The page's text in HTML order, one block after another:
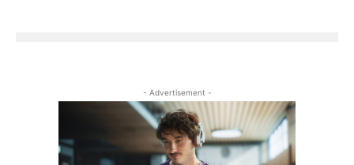
- Advertisement -